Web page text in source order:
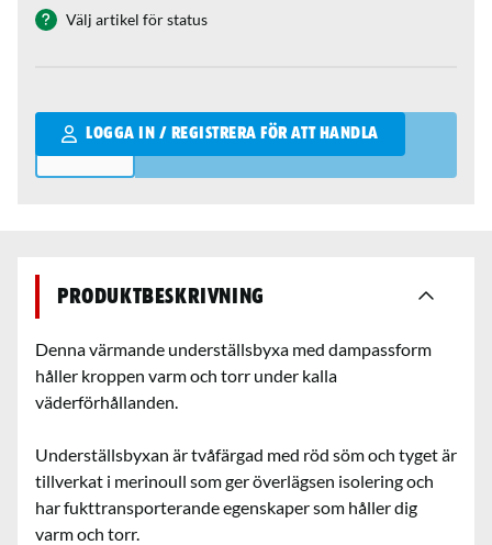
Välj artikel för status
LOGGA IN / REGISTRERA FÖR ATT HANDLA
Qantity
Produktbeskrivning
Denna värmande underställsbyxa med dampassform
håller kroppen varm och torr under kalla
väderförhållanden.
Underställsbyxan är tvåfärgad med röd söm och tyget är
tillverkat i merinoull som ger överlägsen isolering och
har fukttransporterande egenskaper som håller dig
varm och torr.